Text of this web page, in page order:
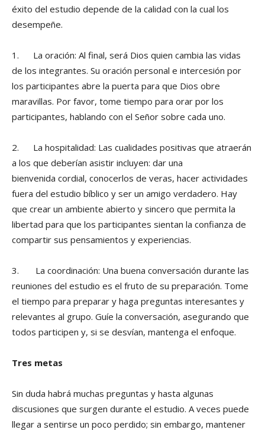
éxito del estudio depende de la calidad con la cual los
desempeñe.
1. La oración: Al final, será Dios quien cambia las vidas
de los integrantes. Su oración personal e intercesión por
los participantes abre la puerta para que Dios obre
maravillas. Por favor, tome tiempo para orar por los
participantes, hablando con el Señor sobre cada uno.
2. La hospitalidad: Las cualidades positivas que atraerán
a los que deberían asistir incluyen: dar una
bienvenida cordial, conocerlos de veras, hacer actividades
fuera del estudio bíblico y ser un amigo verdadero. Hay
que crear un ambiente abierto y sincero que permita la
libertad para que los participantes sientan la confianza de
compartir sus pensamientos y experiencias.
3. La coordinación: Una buena conversación durante las
reuniones del estudio es el fruto de su preparación. Tome
el tiempo para preparar y haga preguntas interesantes y
relevantes al grupo. Guíe la conversación, asegurando que
todos participen y, si se desvían, mantenga el enfoque.
Tres metas
Sin duda habrá muchas preguntas y hasta algunas
discusiones que surgen durante el estudio. A veces puede
llegar a sentirse un poco perdido; sin embargo, mantener